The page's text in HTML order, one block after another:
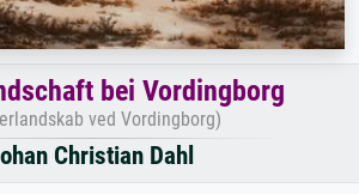
bei Vordingborg
ved Vordingborg)
Christian Dahl